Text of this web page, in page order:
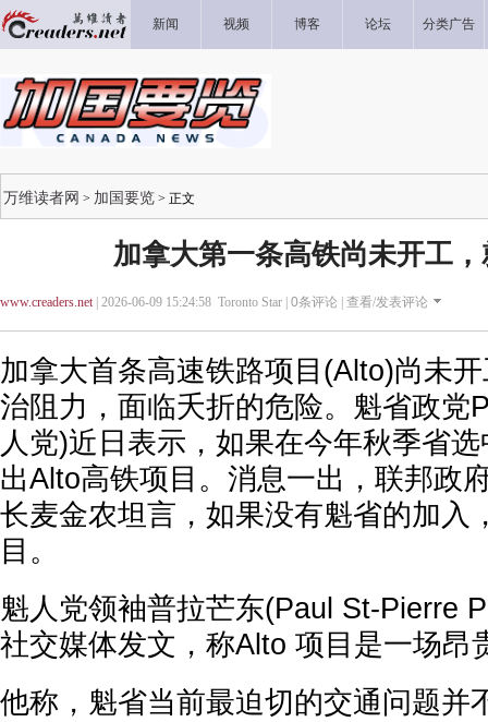
新闻 视频 博客 论坛 分类广告
万维读者网 > 加国要览 > 正文
加拿大第一条高铁尚未开工
www.creaders.net| 2026-06-09 15:24:58 Toronto Star | 0条评论 | 查看/发表评论
加拿大首条高速铁路项目(Alto)尚未
治阻力，面临夭折的危险。魁省政党
人党)近日表示，如果在今年秋季省
出Alto高铁项目。消息一出，联邦政
长麦金农坦言，如果没有魁省的加入
目。
魁人党领袖普拉芒东(Paul St-Pierre
社交媒体发文，称Alto 项目是一场昂
他称，魁省当前最迫切的交通问题并